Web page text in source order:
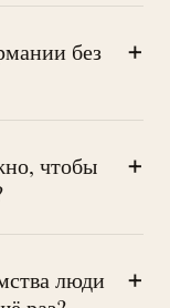
без
+
чтобы
+
люди
+